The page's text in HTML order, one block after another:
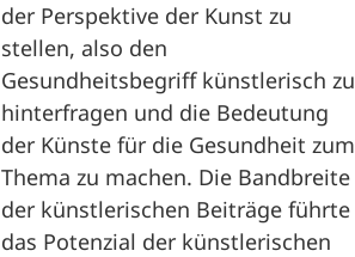
der Perspektive der Kunst zu
stellen, also den
Gesundheitsbegriff künstlerisch zu
hinterfragen und die Bedeutung
der Künste für die Gesundheit zum
Thema zu machen. Die Bandbreite
der künstlerischen Beiträge führte
das Potenzial der künstlerischen